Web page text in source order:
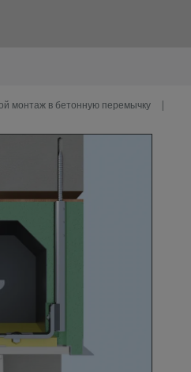
монтаж в бетонную перемычку